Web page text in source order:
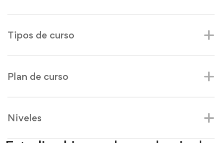
Tipos de curso
Plan de curso
Niveles